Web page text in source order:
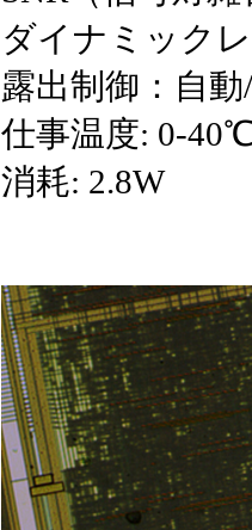
ダイナミック
露出制御：自
仕事温度: 0-
消耗: 2.8W